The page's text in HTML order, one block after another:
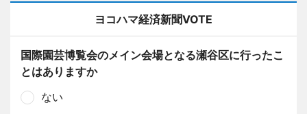
ヨコハマ経済新聞VOTE
国際園芸博覧会のメイン会場となる瀬谷区に行ったこ
とはありますか
ない